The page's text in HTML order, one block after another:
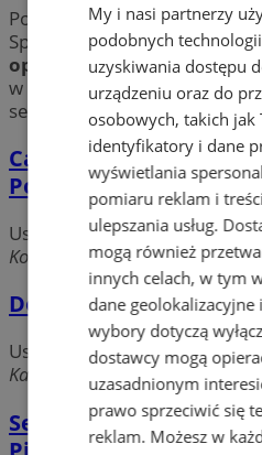
Potrzebujesz skorzystać z
Sprawdź
hospicjai inne
opiekuńczew Tychach.
w mieście Tychy świadczącą
seniorów. Zadbaj o spokój
Caritas Archidiecezji
Pomocy Społecznej
Usługi opiekuńcze, hospicja
Kopernika, 43-100 Tychy
Dom Opieki Pogodny
Usługi opiekuńcze, hospicja
Katowicka, 43-100 Tychy
Senior-Med Magdalena
My i nasi partnerzy
podobnych
uzyskiwania dostępu
urządzeniu oraz do
osobowych, takich jak
identyfikatory i dane
wyświetlania
pomiaru reklam i
ulepszania usług.
mogą również
innych celach, w tym
dane geolokalizacyjne
wybory dotyczą
dostawcy mogą
uzasadnionym
prawo sprzeciwić się
reklam. Możesz w